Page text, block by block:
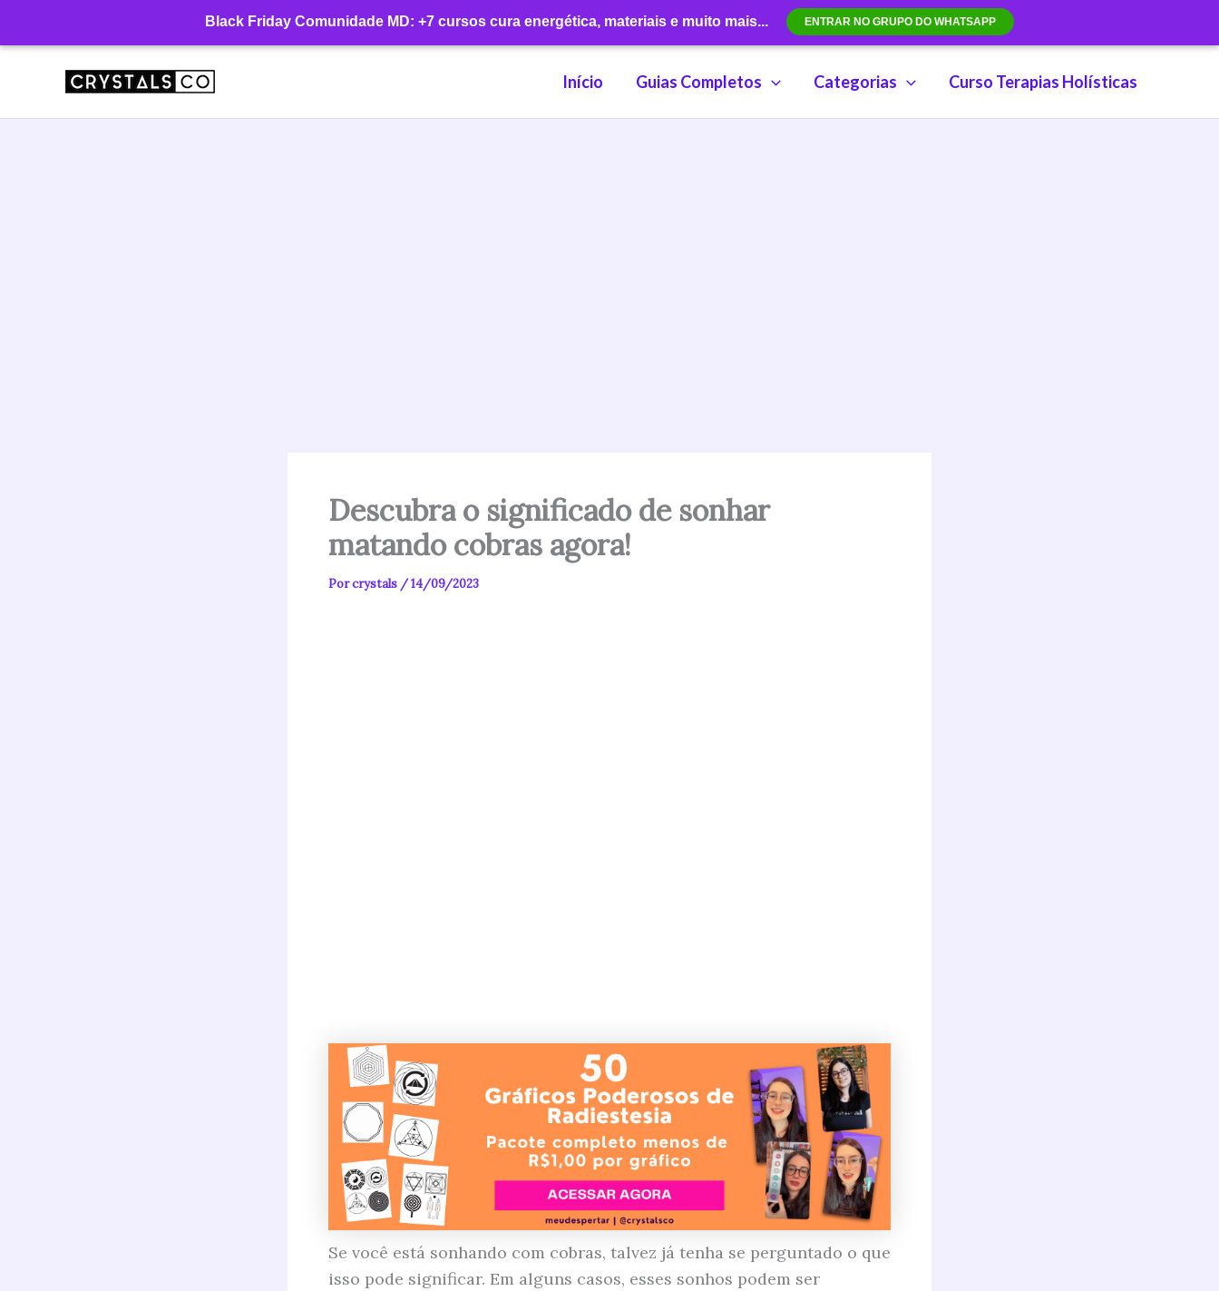
Black Friday Comunidade MD: +7 cursos cura energética, materiais e muito mais... ENTRAR NO GRUPO DO WHATSAPP
conteúdo
Início Guias Completos Categorias Curso Terapias Holísticas
Descubra o significado de sonhar
matando cobras agora!
Porcrystals /14/09/2023
Se você está sonhando com cobras, talvez já tenha se perguntado o que
isso pode significar. Em alguns casos, esses sonhos podem ser